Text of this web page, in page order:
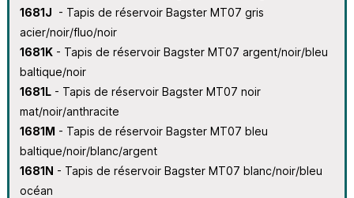
1681J - Tapis de réservoir Bagster MT07 gris
acier/noir/fluo/noir
1681K- Tapis de réservoir Bagster MT07 argent/noir/bleu
baltique/noir
1681L- Tapis de réservoir Bagster MT07 noir
mat/noir/anthracite
1681M - Tapis de réservoir Bagster MT07 bleu
baltique/noir/blanc/argent
1681N - Tapis de réservoir Bagster MT07 blanc/noir/bleu
océan